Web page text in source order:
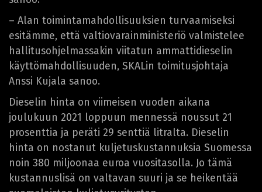
– Alan toimintamahdollisuuksien turvaamiseksi
esitämme, että valtiovarainministeriö valmistelee
hallitusohjelmassakin viitatun ammattidieselin
käyttömahdollisuuden, SKALin toimitusjohtaja
Anssi Kujala sanoo.
Dieselin hinta on viimeisen vuoden aikana
joulukuun 2021 loppuun mennessä noussut 21
prosenttia ja peräti 29 senttiä litralta. Dieselin
hinta on nostanut kuljetuskustannuksia Suomessa
noin 380 miljoonaa euroa vuositasolla. Jo tämä
kustannuslisä on valtavan suuri ja se heikentää